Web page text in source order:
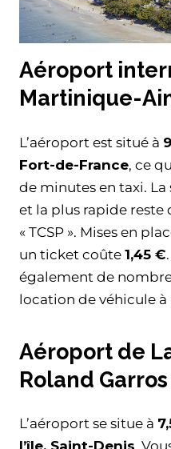
Aéroport
Martinique-
L’aéroport est situé à
Fort-de-France, ce
de minutes en taxi.
et la plus rapide reste
« TCSP ». Mises en
un ticket coûte 1,45 €
également de
location de véhicule
Aéroport de
Roland Garros
L’aéroport se situe à